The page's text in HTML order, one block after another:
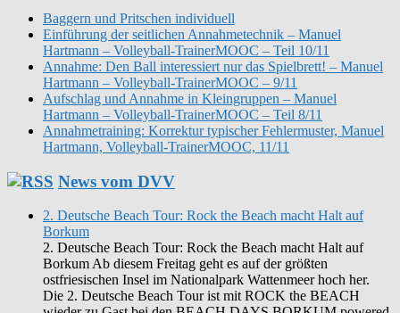
Baggern und Pritschen individuell
Einführung der seitlichen Annahmetechnik – Manuel
Hartmann – Volleyball-TrainerMOOC – Teil 10/11
Annahme: Den Ball interessiert nur das Spielbrett! – Manuel
Hartmann – Volleyball-TrainerMOOC – 9/11
Aufschlag und Annahme in Kleingruppen – Manuel
Hartmann – Volleyball-TrainerMOOC – Teil 8/11
Annahmetraining: Korrektur typischer Fehlermuster, Manuel
Hartmann, Volleyball-TrainerMOOC, 11/11
News vom DVV
2. Deutsche Beach Tour: Rock the Beach macht Halt auf
Borkum
2. Deutsche Beach Tour: Rock the Beach macht Halt auf
Borkum Ab diesem Freitag geht es auf der größten
ostfriesischen Insel im Nationalpark Wattenmeer hoch her.
Die 2. Deutsche Beach Tour ist mit ROCK the BEACH